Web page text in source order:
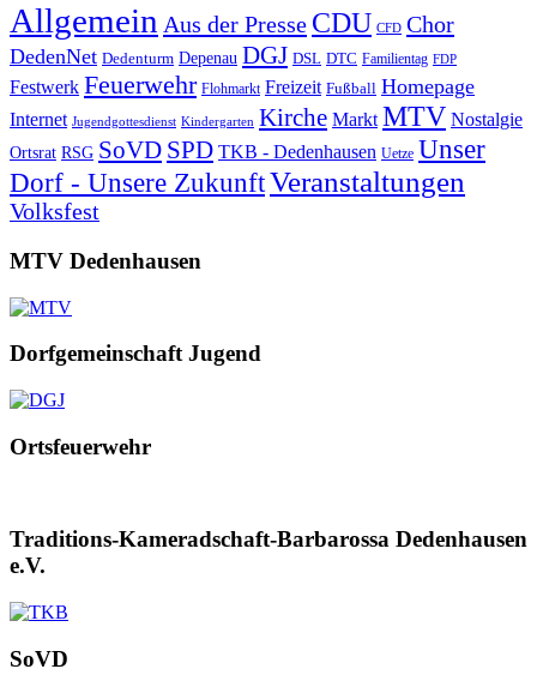
Allgemein Aus der Presse CDU CFD Chor
DedenNet Dedenturm Depenau DGJ DSL DTC Familientag FDP
Festwerk Feuerwehr Flohmarkt Freizeit Fußball Homepage
Internet Jugendgottesdienst Kindergarten Kirche Markt MTV Nostalgie
Ortsrat RSG SoVD SPD TKB - Dedenhausen Uetze Unser
Dorf - Unsere ZukunftVeranstaltungen
Volksfest
MTV Dedenhausen
Dorfgemeinschaft Jugend
Ortsfeuerwehr
Traditions-Kameradschaft-Barbarossa Dedenhausen
e.V.
SoVD